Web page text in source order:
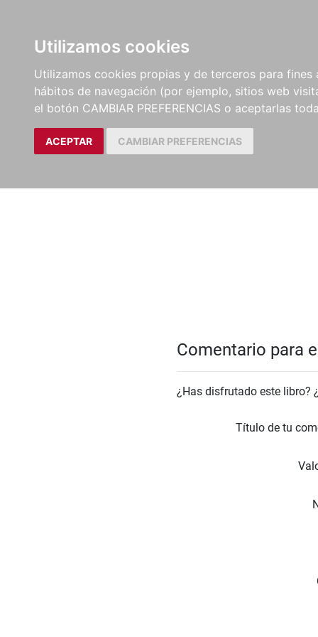
Utilizamos cookies
Utilizamos cookies propias y de terceros para
hábitos de navegación (por ejemplo, sitios web
el botón CAMBIAR PREFERENCIAS o aceptarlas
ACEPTAR CAMBIAR PREFERENCIAS
Comentario para
¿Has disfrutado este libro?
Título de tu